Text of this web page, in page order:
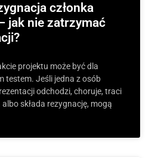
członka
jak nie zatrzymać
projektu może być dla
testem. Jeśli jedna z osób
odchodzi, choruje, traci
składa rezygnację, mogą